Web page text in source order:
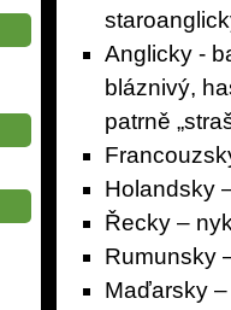
Anglicky -
bláznivý,
patrně
Holandsky
Řecky –
Rumunsky
Maďarsky